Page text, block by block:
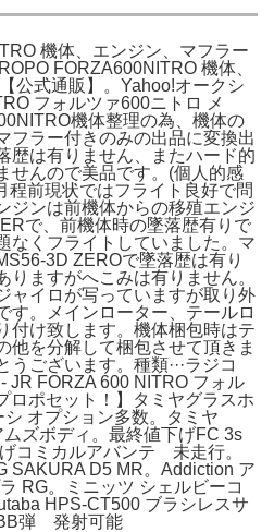
機体、エンジン、マフラー
FORZA600NITRO 機体、
公式通販】。Yahoo!オークシ
フォルツァ600ニトロ メ
機体整理の為、機体の
フラー付きのみの出品に変換出
歴は有りません、またハード的
せんので美品です。(個人的感
程前現状ではフライト良好で問
ジンは前機体からの移殖エンジ
で、前機体時の墜落歴有りで
なくフライトしていました。マ
3D ZEROで墜落歴は有り
りますがへこみは有りません。
ャイロが写っていますが取り外
す。メインローター、テールロ
付け致します。機体梱包時はテ
他を分解して梱包させて頂きま
ございます。種類···ラジコ
JR FORZA 600 NITRO フォル
ロポセット！】タミヤグラスホ
シ オプション多数。タミヤ
ズボディ。最終値下げFC 3s
コミカルアバンテ 未走行。
SAKURA D5 MR。Addiction ア
RG。ミニッツ シェルビーコ
HPS-CT500 ブラシレスサ
弾 発射可能